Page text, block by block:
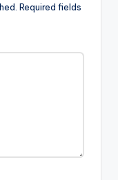
Required fields